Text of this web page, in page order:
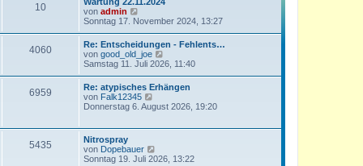
10
von admin
e
e
s
t
e
r
B
e
r
g
Sonntag 17. November 2024, 13:27
4060
Re: Entscheidungen - Fehlents…
von good_old_joe
e
e
s
e
B
t
Samstag 11. Juli 2026, 11:40
6959
Re: atypisches Erhängen
von Falk12345
e
t
e
r
Donnerstag 6. August 2026, 19:20
5435
Nitrospray
von Dopebauer
e
Sonntag 19. Juli 2026, 13:22